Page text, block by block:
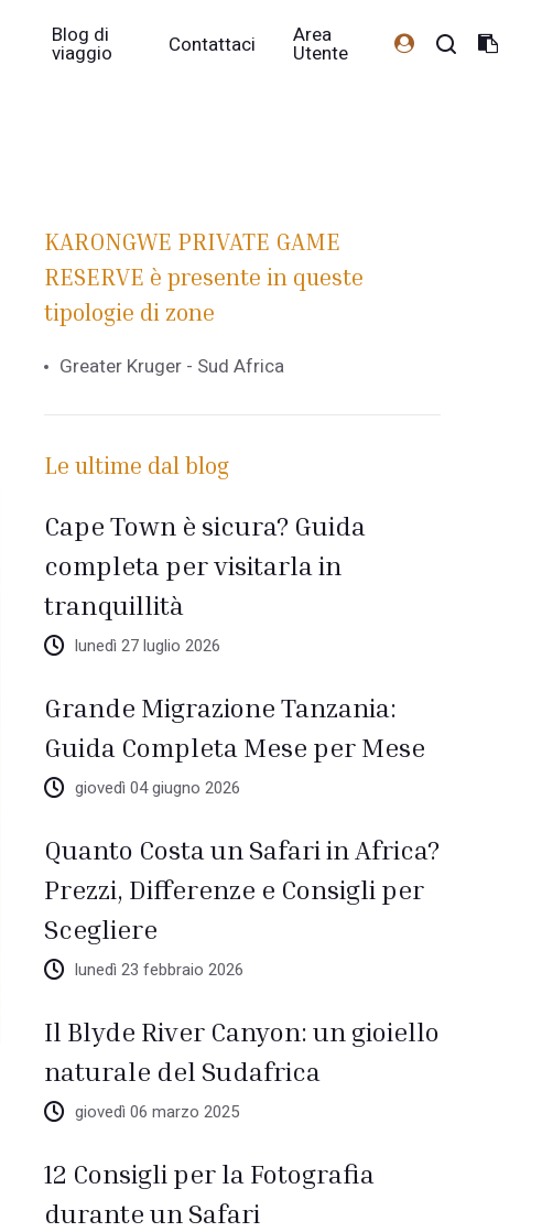
Blog di
viaggio Contattaci Area
Utente
KARONGWE PRIVATE GAME
RESERVE è presente in queste
tipologie di zone
Greater Kruger - Sud Africa
Le ultime dal blog
Cape Town è sicura? Guida
completa per visitarla in
tranquillità
lunedì 27 luglio 2026
Grande Migrazione Tanzania:
Guida Completa Mese per Mese
giovedì 04 giugno 2026
Quanto Costa un Safari in Africa?
Prezzi, Differenze e Consigli per
Scegliere
lunedì 23 febbraio 2026
Il Blyde River Canyon: un gioiello
naturale del Sudafrica
giovedì 06 marzo 2025
12 Consigli per la Fotografia
durante un Safari